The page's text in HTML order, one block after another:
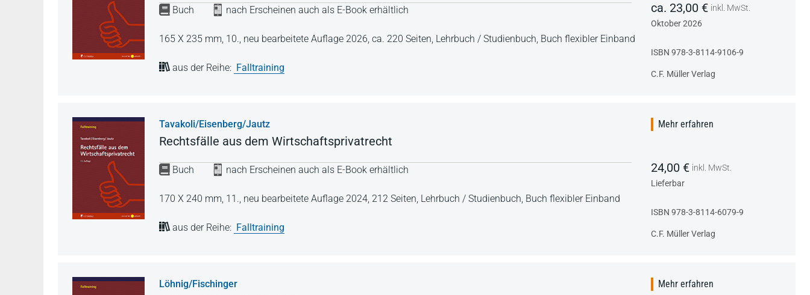
Buch nach Erscheinen auch als E-Book erhältlich
165 X 235 mm, 10., neu bearbeitete Auflage 2026, ca. 220 Seiten, Lehrbuch / Studienbuch, Buch flexibler Einband
aus der Reihe: Falltraining
ca. 23,00 € inkl. MwSt.
Oktober 2026
ISBN 978-3-8114-9106-9
C.F. Müller Verlag
Tavakoli/Eisenberg/Jautz
Rechtsfälle aus dem Wirtschaftsprivatrecht
Buch nach Erscheinen auch als E-Book erhältlich
170 X 240 mm, 11., neu bearbeitete Auflage 2024, 212 Seiten, Lehrbuch / Studienbuch, Buch flexibler Einband
aus der Reihe: Falltraining
Mehr erfahren
24,00 € inkl. MwSt.
Lieferbar
ISBN 978-3-8114-6079-9
C.F. Müller Verlag
Löhnig/Fischinger Mehr erfahren